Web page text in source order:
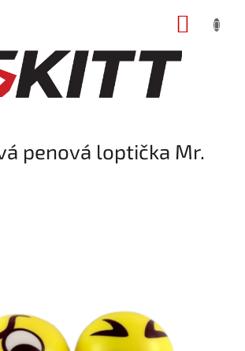
penová loptička Mr.